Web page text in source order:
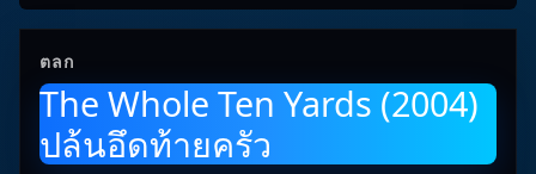
ตลก
The Whole Ten Yards (2004)
ปล้นอึดท้ายครัว